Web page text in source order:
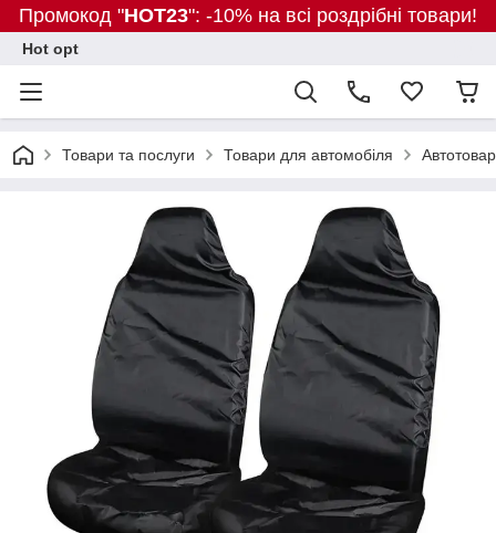
Промокод "HOT23": -10% на всі роздрібні товари!
Hot opt
Товари та послуги Товари для автомобіля